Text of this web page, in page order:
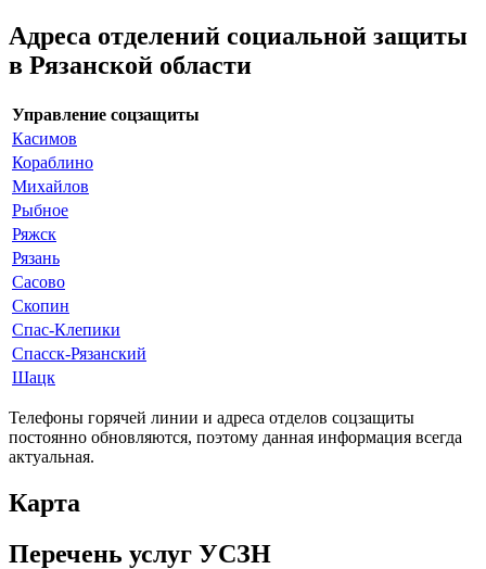
Адреса отделений социальной защиты
в Рязанской области
Управление соцзащиты
Касимов
Кораблино
Михайлов
Рыбное
Ряжск
Рязань
Сасово
Скопин
Спас-Клепики
Спасск-Рязанский
Шацк
Телефоны горячей линии и адреса отделов соцзащиты
постоянно обновляются, поэтому данная информация всегда
актуальная.
Карта
Перечень услуг УСЗН